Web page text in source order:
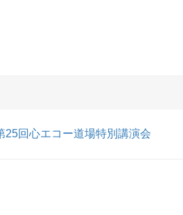
25回心エコー道場特別講演会